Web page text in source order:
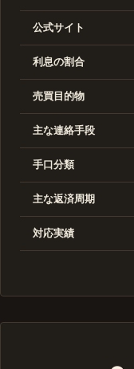
公式サイト
利息の割合
売買目的物
主な連絡手段
手口分類
主な返済周期
対応実績